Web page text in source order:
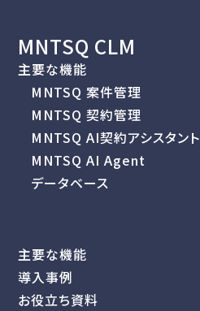
MNTSQ CLM
主要な機能
MNTSQ 案件管理
MNTSQ 契約管理
MNTSQ AI契約アシスタント
MNTSQ AI Agent
データベース
主要な機能
導入事例
お役立ち資料